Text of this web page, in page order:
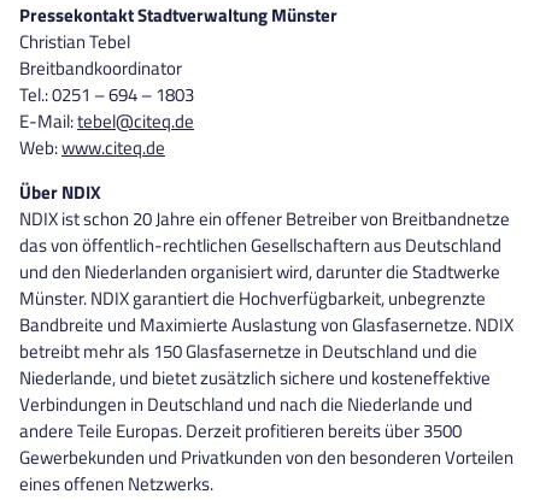
Pressekontakt Stadtverwaltung Münster
Christian Tebel
Breitbandkoordinator
Tel.: 0251 – 694 – 1803
E-Mail:tebel@citeq.de
Web:www.citeq.de
Über NDIX
NDIX ist schon 20 Jahre ein offener Betreiber von Breitbandnetze
das von öffentlich-rechtlichen Gesellschaftern aus Deutschland
und den Niederlanden organisiert wird, darunter die Stadtwerke
Münster. NDIX garantiert die Hochverfügbarkeit, unbegrenzte
Bandbreite und Maximierte Auslastung von Glasfasernetze. NDIX
betreibt mehr als 150 Glasfasernetze in Deutschland und die
Niederlande, und bietet zusätzlich sichere und kosteneffektive
Verbindungen in Deutschland und nach die Niederlande und
andere Teile Europas. Derzeit profitieren bereits über 3500
Gewerbekunden und Privatkunden von den besonderen Vorteilen
eines offenen Netzwerks.